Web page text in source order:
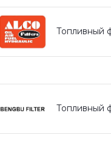
Топливный
Топливный